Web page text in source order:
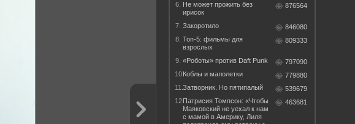
6. Не может прожить без
ирисок
876564
7. Закоротило
846080
8. Топ-5: фильмы для
взрослых
809333
9. «Роботы» против Daft Punk
797090
10.Коблы и малолетки
779880
11.Затворник. Но пятипалый
539679
12.Патрисия Томпсон: «Чтобы
Маяковский не уехал к нам
с мамой в Америку, Лиля
463681